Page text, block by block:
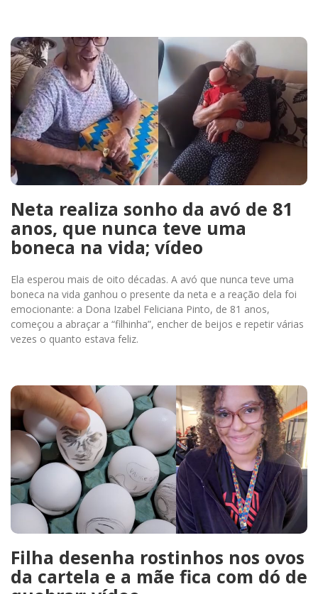
Neta realiza sonho da avó de 81
anos, que nunca teve uma
boneca na vida; vídeo
Ela esperou mais de oito décadas. A avó que nunca teve uma
boneca na vida ganhou o presente da neta e a reação dela foi
emocionante: a Dona Izabel Feliciana Pinto, de 81 anos,
começou a abraçar a “filhinha”, encher de beijos e repetir várias
vezes o quanto estava feliz.
Filha desenha rostinhos nos ovos
da cartela e a mãe fica com dó de